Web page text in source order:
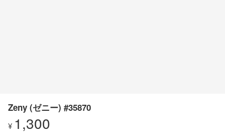
Zeny (ゼニー) #35870
¥ 1,300